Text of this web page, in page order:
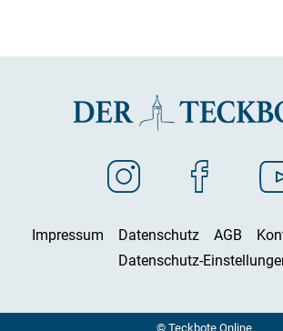
Impressum Datenschutz AGB
Datenschutz-
© Teckbote Online